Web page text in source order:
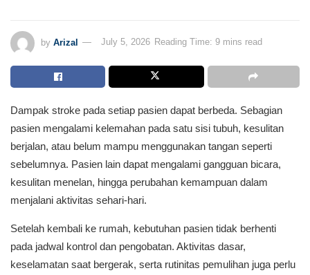
by Arizal July 5, 2026 Reading Time: 9 mins read
Dampak stroke pada setiap pasien dapat berbeda. Sebagian
pasien mengalami kelemahan pada satu sisi tubuh, kesulitan
berjalan, atau belum mampu menggunakan tangan seperti
sebelumnya. Pasien lain dapat mengalami gangguan bicara,
kesulitan menelan, hingga perubahan kemampuan dalam
menjalani aktivitas sehari-hari.
Setelah kembali ke rumah, kebutuhan pasien tidak berhenti
pada jadwal kontrol dan pengobatan. Aktivitas dasar,
keselamatan saat bergerak, serta rutinitas pemulihan juga perlu